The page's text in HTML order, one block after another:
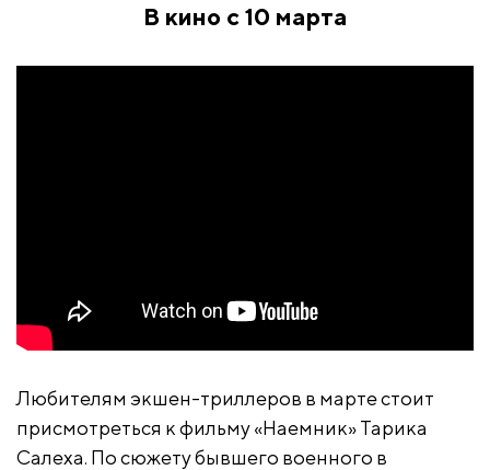
В кино с 10 марта
Любителям экшен-триллеров в марте стоит
присмотреться к фильму «Наемник» Тарика
Салеха. По сюжету бывшего военного в